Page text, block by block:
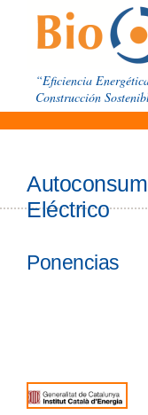
“Eficiencia
Construcción
Eléctrico
Ponencias